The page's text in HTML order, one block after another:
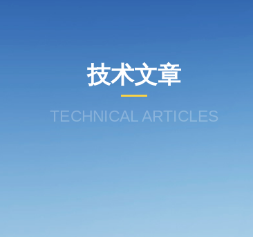
技术文章
TECHNICAL ARTICLES